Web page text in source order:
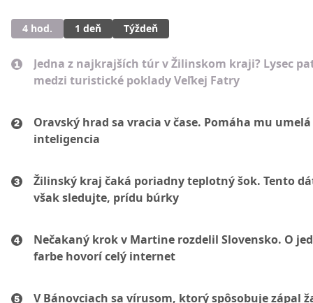
4 hod. 1 deň Týždeň
Jedna z najkrajších túr v Žilinskom kraji? Lysec
medzi turistické poklady Veľkej Fatry
Oravský hrad sa vracia v čase. Pomáha mu umelá
inteligencia
Žilinský kraj čaká poriadny teplotný šok. Tento
však sledujte, prídu búrky
Nečakaný krok v Martine rozdelil Slovensko. O
farbe hovorí celý internet
V Bánovciach sa vírusom, ktorý spôsobuje zápal